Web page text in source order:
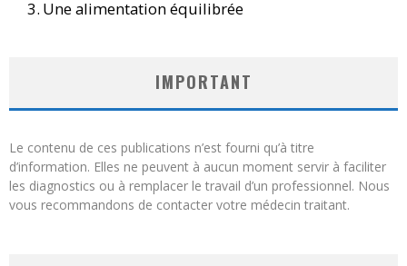
Une alimentation équilibrée
IMPORTANT
Le contenu de ces publications n’est fourni qu’à titre
d’information. Elles ne peuvent à aucun moment servir à faciliter
les diagnostics ou à remplacer le travail d’un professionnel. Nous
vous recommandons de contacter votre médecin traitant.